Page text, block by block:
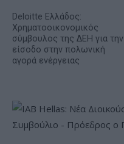
Deloitte Ελλάδος:
Χρηματοοικονομικός
σύμβουλος της ΔΕΗ για την
είσοδο στην πολωνική
αγορά ενέργειας